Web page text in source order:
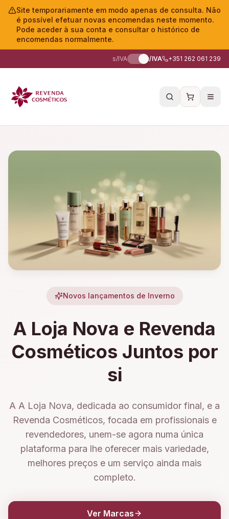
Site temporariamente em modo apenas de consulta. Não
é possível efetuar novas encomendas neste momento.
Pode aceder à sua conta e consultar o histórico de
encomendas normalmente.
s/IVA c/IVA +351 262 061 239
Novos lançamentos de Inverno
A Loja Nova e Revenda
Cosméticos Juntos por
si
A A Loja Nova, dedicada ao consumidor final, e a
Revenda Cosméticos, focada em profissionais e
revendedores, unem-se agora numa única
plataforma para lhe oferecer mais variedade,
melhores preços e um serviço ainda mais
completo.
Ver Marcas